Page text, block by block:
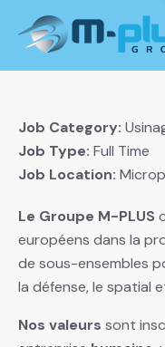
Job Category:
Job Type: Full Time
Job Location:
Le Groupe M-PLUS
européens dans la
de sous-ensembles
la défense, le spatial
Nos valeurs sont